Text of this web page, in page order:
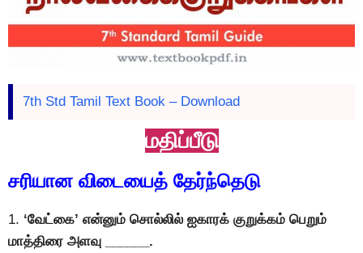
7th Std Tamil Text Book – Download
மதிப்பீடு
சரியான விடையைத் தேர்ந்தெடு
1. ‘வேட்கை’ என்னும் சொல்லில் ஐகாரக் குறுக்கம் பெறும்
மாத்திரை அளவு ______.